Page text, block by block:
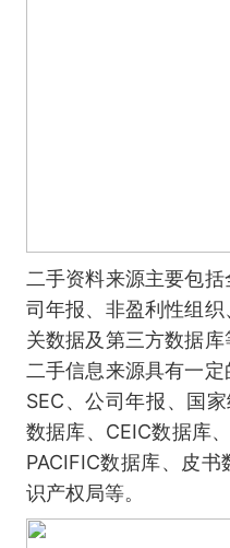
二手资料来源主要包
司年报、非盈利性组
关数据及第三方数据
二手信息来源具有一
SEC、公司年报、国
数据库、CEIC数据库
PACIFIC数据库、皮
识产权局等。